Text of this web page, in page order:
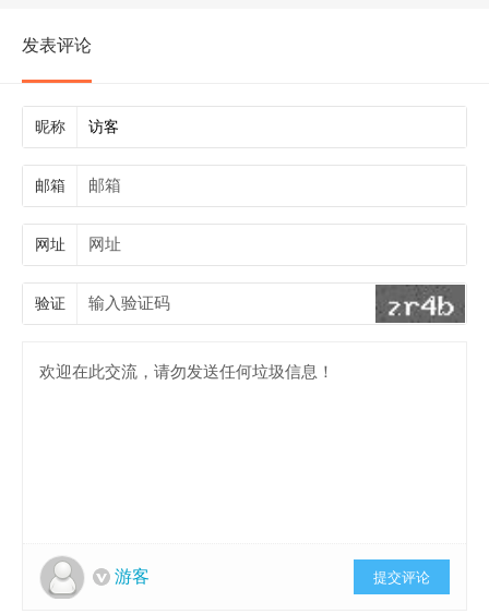
发表评论
昵称
邮箱
网址
验证
游客 提交评论